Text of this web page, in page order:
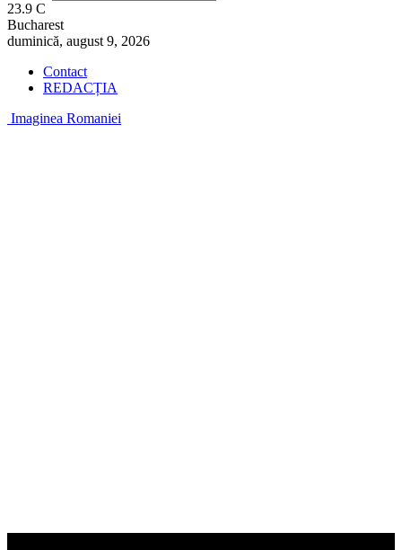
23.9 C
Bucharest
duminică, august 9, 2026
Contact
REDACȚIA
Imaginea Romaniei